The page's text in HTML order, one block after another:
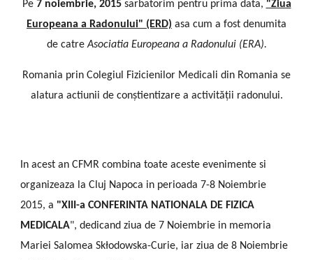
Pe 7 noiembrie, 2015sarbatorim pentru prima data, "Ziua
Europeana a Radonului" (ERD) asa cum a fost denumita
de catreAsociatia Europeana a Radonului (ERA).
Romania prin Colegiul Fizicienilor Medicali din Romania se
alatura actiunii de conștientizare a activității radonului.
In acest an CFMR combina toate aceste evenimente si
organizeaza la Cluj Napoca in perioada 7-8 Noiembrie
2015, a "XIII-a CONFERINTA NATIONALA DE FIZICA
MEDICALA", dedicand ziua de 7 Noiembrie in memoria
Mariei Salomea Skłodowska-Curie, iar ziua de 8 Noiembrie